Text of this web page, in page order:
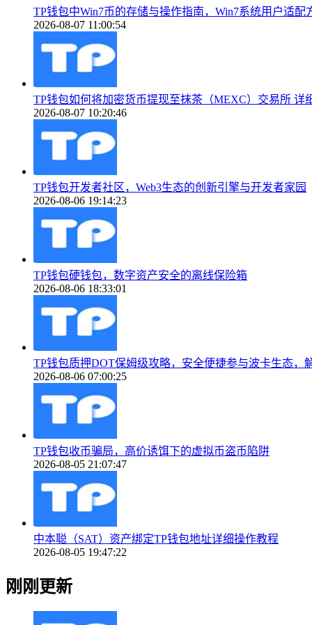
TP钱包中Win7币的存储与操作指南，Win7系统用户适配
2026-08-07 11:00:54
TP钱包如何将加密货币提现至抹茶（MEXC）交易所 详
2026-08-07 10:20:46
TP钱包开发者社区，Web3生态的创新引擎与开发者家园
2026-08-06 19:14:23
TP钱包硬钱包，数字资产安全的离线保险箱
2026-08-06 18:33:01
TP钱包质押DOT保姆级攻略，安全便捷参与波卡生态，
2026-08-06 07:00:25
TP钱包收币骗局，高价诱饵下的虚拟币盗币陷阱
2026-08-05 21:07:47
中本聪（SAT）资产绑定TP钱包地址详细操作教程
2026-08-05 19:47:22
刚刚更新